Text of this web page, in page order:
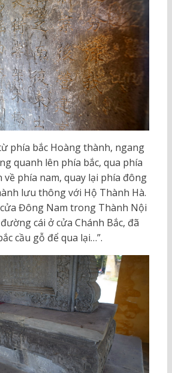
phía bắc Hoàng thành, ngang
quanh lên phía bắc, qua phía
về phía nam, quay lại phía đông
lưu thông với Hộ Thành Hà.
Đông Nam trong Thành Nội
cái ở cửa Chánh Bắc, đã
cầu gỗ để qua lại…”.